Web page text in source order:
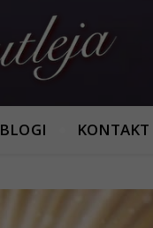
BLOGI KONTAKT